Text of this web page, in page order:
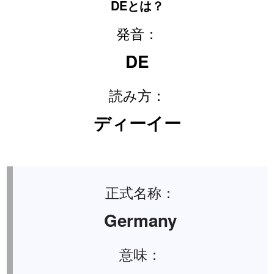
DEとは？
発音：
DE
読み方：
ディーイー
正式名称：
Germany
意味：